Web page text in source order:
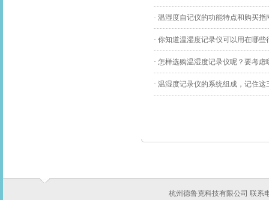
· 温湿度自记仪的功能特点和购买指
· 你知道温湿度记录仪可以用在哪些
· 怎样选购温湿度记录仪呢？要考虑
· 温湿度记录仪的系统组成，记住这
杭州德鲁克科技有限公司 联系